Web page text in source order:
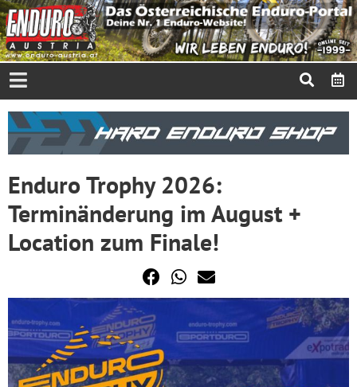
Enduro Trophy 2026:
Terminänderung im August +
Location zum Finale!